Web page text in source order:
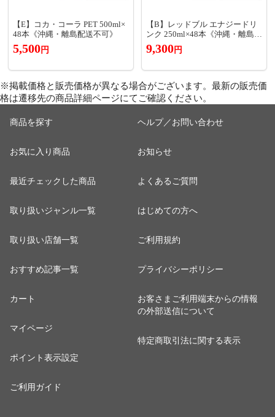
【E】コカ・コーラ PET 500ml×
48本《沖縄・離島配送不可》
5,500円
【B】レッドブル エナジードリ
ンク 250ml×48本《沖縄・離島配
送不可》
9,300円
※掲載価格と販売価格が異なる場合がございます。最新の販売価
格は遷移先の商品詳細ページにてご確認ください。
商品を探す
お気に入り商品
最近チェックした商品
取り扱いジャンル一覧
取り扱い店舗一覧
おすすめ記事一覧
カート
マイページ
ポイント表示設定
ご利用ガイド
ヘルプ／お問い合わせ
お知らせ
よくあるご質問
はじめての方へ
ご利用規約
プライバシーポリシー
お客さまご利用端末からの情報
の外部送信について
特定商取引法に関する表示